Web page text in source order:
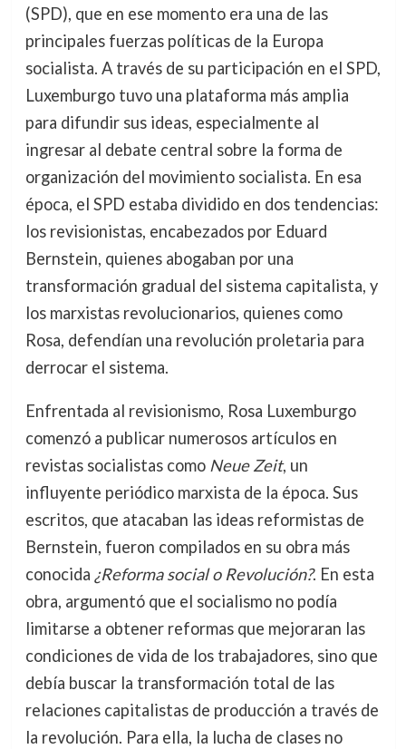
(SPD), que en ese momento era una de las
principales fuerzas políticas de la Europa
socialista. A través de su participación en el SPD,
Luxemburgo tuvo una plataforma más amplia
para difundir sus ideas, especialmente al
ingresar al debate central sobre la forma de
organización del movimiento socialista. En esa
época, el SPD estaba dividido en dos tendencias:
los revisionistas, encabezados por Eduard
Bernstein, quienes abogaban por una
transformación gradual del sistema capitalista, y
los marxistas revolucionarios, quienes como
Rosa, defendían una revolución proletaria para
derrocar el sistema.
Enfrentada al revisionismo, Rosa Luxemburgo
comenzó a publicar numerosos artículos en
revistas socialistas como Neue Zeit, un
influyente periódico marxista de la época. Sus
escritos, que atacaban las ideas reformistas de
Bernstein, fueron compilados en su obra más
conocida ¿Reforma social o Revolución?. En esta
obra, argumentó que el socialismo no podía
limitarse a obtener reformas que mejoraran las
condiciones de vida de los trabajadores, sino que
debía buscar la transformación total de las
relaciones capitalistas de producción a través de
la revolución. Para ella, la lucha de clases no